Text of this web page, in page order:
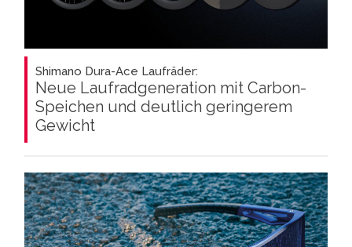
Shimano Dura-Ace Laufräder:
Neue Laufradgeneration mit Carbon-
Speichen und deutlich geringerem
Gewicht